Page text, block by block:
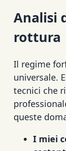
Analisi
rottura
Il regime
universale.
tecnici che
queste
I miei